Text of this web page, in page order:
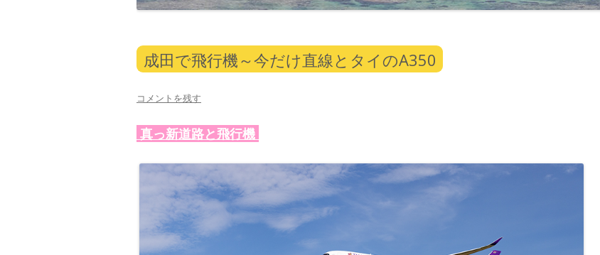
成田で飛行機～今だけ直線とタイのA350
コメントを残す
真っ新道路と飛行機